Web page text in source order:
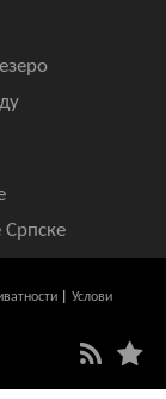
Српске
Услови